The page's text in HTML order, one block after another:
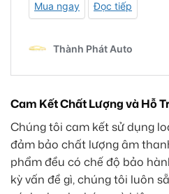
Cam Kết Chất Lượng và Hỗ
Chúng tôi cam kết sử dụng
đảm bảo chất lượng âm
phẩm đều có chế độ bảo
kỳ vấn đề gì, chúng tôi luôn